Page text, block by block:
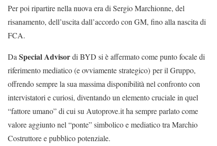
Per poi ripartire nella nuova era di Sergio Marchionne, del
risanamento, dell’uscita dall’accordo con GM, fino alla nascita di
FCA.
Da Special Advisordi BYD si è affermato come punto focale di
riferimento mediatico (e ovviamente strategico) per il Gruppo,
offrendo sempre la sua massima disponibilità nel confronto con
intervistatori e curiosi, diventando un elemento cruciale in quel
“fattore umano” di cui su Autoprove.it ha sempre parlato come
valore aggiunto nel “ponte” simbolico e mediatico tra Marchio
Costruttore e pubblico potenziale.